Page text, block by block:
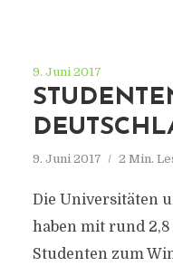
9. Juni 2017
9. Juni 2017 2 Min.
Die Universitäten
haben mit rund
Studenten zum